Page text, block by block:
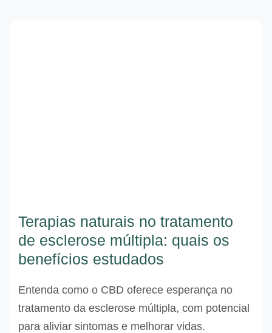
Terapias naturais no tratamento
de esclerose múltipla: quais os
benefícios estudados
Entenda como o CBD oferece esperança no
tratamento da esclerose múltipla, com potencial
para aliviar sintomas e melhorar vidas.